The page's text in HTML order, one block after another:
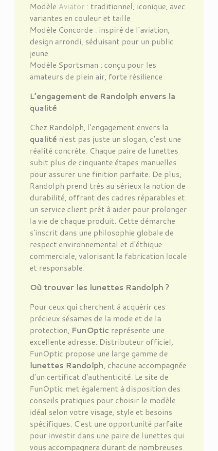
Modèle Aviator : traditionnel, iconique, avec
variantes en couleur et taille
Modèle Concorde : inspiré de l’aviation,
design arrondi, séduisant pour un public
jeune
Modèle Sportsman : conçu pour les
amateurs de plein air, forte résilience
L’engagement de Randolph envers la
qualité
Chez Randolph, l'engagement envers la
qualité n'est pas juste un slogan, c'est une
réalité concrète. Chaque paire de lunettes
subit plus de cinquante étapes manuelles
pour assurer une finition parfaite. De plus,
Randolph prend très au sérieux la notion de
durabilité, offrant des cadres réparables et
un service client prêt à aider pour prolonger
la vie de chaque produit. Cette démarche
s'inscrit dans une philosophie globale de
respect environnemental et d'éthique
commerciale, valorisant la fabrication locale
et responsable.
Où trouver les lunettes Randolph ?
Pour ceux qui cherchent à acquérir ces
précieux sésames de la mode et de la
protection, FunOptic représente une
excellente adresse. Distributeur officiel,
FunOptic propose une large gamme de
lunettes Randolph, chacune accompagnée
d'un certificat d'authenticité. Le site de
FunOptic met également à disposition des
conseils pratiques pour choisir le modèle
idéal selon votre visage, style et besoins
spécifiques. C'est une opportunité parfaite
pour investir dans une paire de lunettes qui
vous accompagnera durant de nombreuses